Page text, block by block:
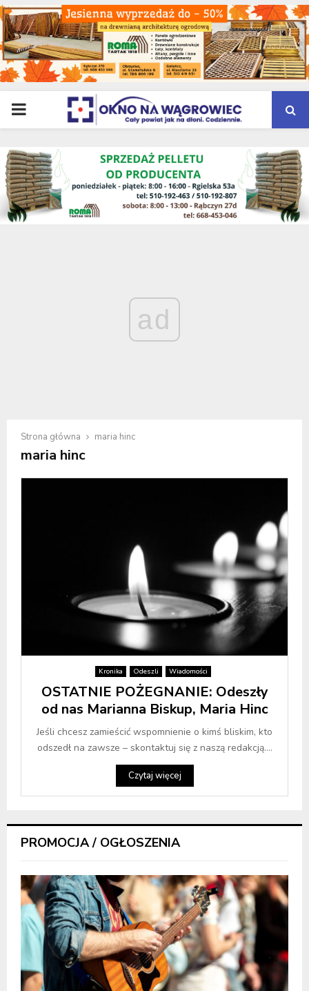
PRIMARY
MENU
ad
Strona główna maria hinc
maria hinc
Kronika Odeszli Wiadomości
OSTATNIE POŻEGNANIE: Odeszły
od nas Marianna Biskup, Maria Hinc
Jeśli chcesz zamieścić wspomnienie o kimś bliskim, kto
odszedł na zawsze – skontaktuj się z naszą redakcją....
Czytaj więcej
PROMOCJA / OGŁOSZENIA